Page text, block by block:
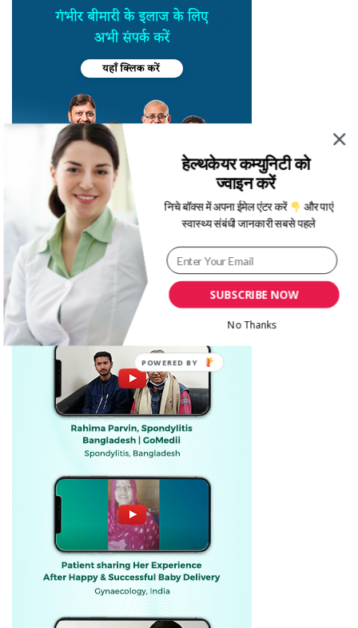
SUBSCRIBE NOW
हेल्थकेयर कम्युनिटी को
ज्वाइन करें
निचे बॉक्स में अपना ईमेल एंटर करें
और पाएं
स्वास्थ्य संबंधी जानकारी सबसे पहले
No Thanks
POWERED BY